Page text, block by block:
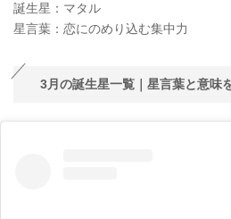
誕生星：マタル
星言葉：恋にのめり込む集中力
3月の誕生星一覧｜星言葉と意味